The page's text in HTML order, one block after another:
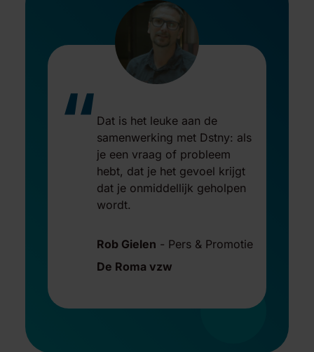
“ Dat is het leuke aan de
samenwerking met Dstny: als
je een vraag of probleem
hebt, dat je het gevoel krijgt
dat je onmiddellijk geholpen
wordt.
Rob Gielen - Pers & Promotie
De Roma vzw